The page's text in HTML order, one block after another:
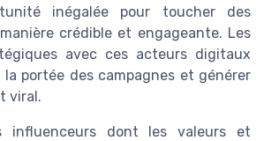
inégalée pour toucher des
crédible et engageante. Les
avec ces acteurs digitaux
portée des campagnes et générer
viral.
influenceurs dont les valeurs et